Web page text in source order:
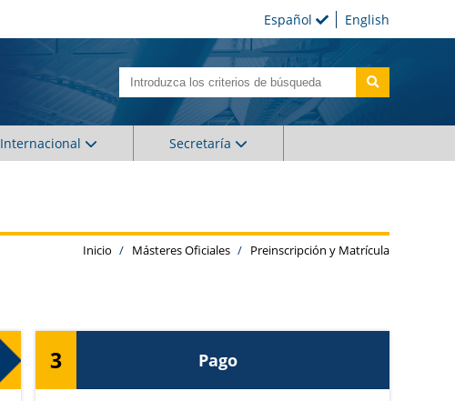
English
Español
Internacional Secretaría
Inicio Másteres Oficiales Preinscripción y Matrícula
3 Pago